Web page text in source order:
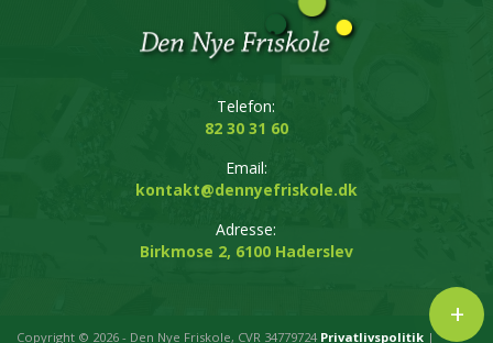
Telefon:
82 30 31 60
Email:
kontakt@dennyefriskole.dk
Adresse:
Birkmose 2, 6100 Haderslev
+
Copyright © 2026 - Den Nye Friskole, CVR 34779724 Privatlivspolitik |